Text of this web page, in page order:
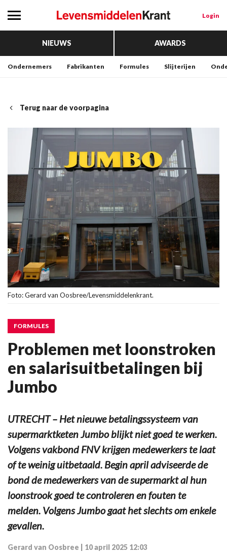
Login
NIEUWS AWARDS
Ondernemers Fabrikanten Formules Slijterijen
Terug naar de voorpagina
Foto: Gerard van Oosbree/Levensmiddelenkrant.
FORMULES
Problemen met loonstroken
en salarisuitbetalingen bij
Jumbo
UTRECHT – Het nieuwe betalingssysteem van
supermarktketen Jumbo blijkt niet goed te werken.
Volgens vakbond FNV krijgen medewerkers te laat
of te weinig uitbetaald. Begin april adviseerde de
bond de medewerkers van de supermarkt al hun
loonstrook goed te controleren en fouten te
melden. Volgens Jumbo gaat het slechts om enkele
gevallen.
Gerard van Oosbree 10 april 2025 12:03